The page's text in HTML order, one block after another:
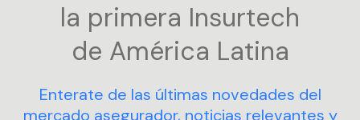
la primera Insurtech
de América Latina
Enterate de las últimas novedades del
mercado asegurador, noticias relevantes y